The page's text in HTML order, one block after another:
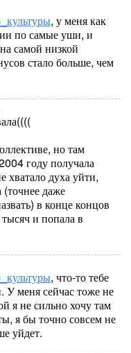
, у меня как
по самые уши, и
самой низкой
стало больше, чем
но там
году получала
хватало духа уйти,
(точнее даже
в конце концов
и попала в
, что-то тебе
У меня сейчас тоже не
я не сильно хочу там
я бы точно совсем не
уйдет.